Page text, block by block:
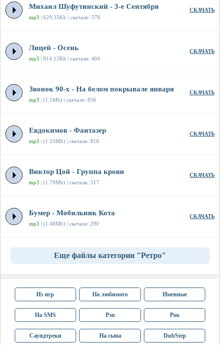
Михаил Шуфутинский - 3-е Сентября
mp3 | 629.35Kb | скачали: 378
СКАЧАТЬ
Лицей - Осень
mp3 | 914.12Kb | скачали: 404
СКАЧАТЬ
Звонок 90-х - На белом покрывале января
mp3 | (1.1Mb) | скачали: 856
СКАЧАТЬ
Евдокимов - Фантазер
mp3 | (1.13Mb) | скачали: 816
СКАЧАТЬ
Виктор Цой - Группа крови
mp3 | (1.79Mb) | скачали: 317
СКАЧАТЬ
Бумер - Мобильник Кота
mp3 | (1.48Mb) | скачали: 290
СКАЧАТЬ
Еще файлы категории "Ретро"
Из игр На любимого Именные
На SMS Рэп Рок
Саундтреки На сына DubStep